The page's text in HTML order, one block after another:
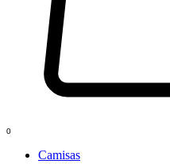
0
Camisas